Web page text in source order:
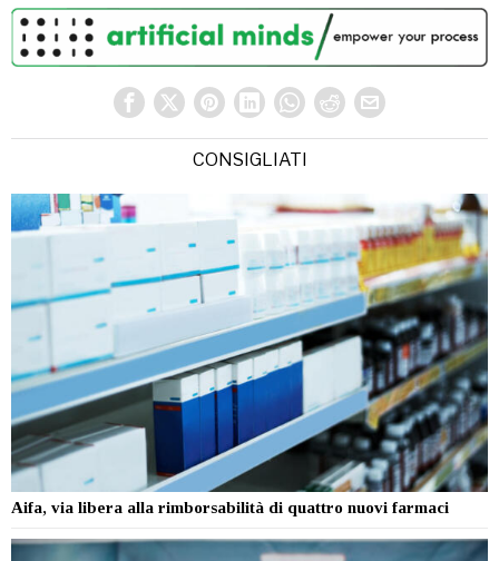
CONSIGLIATI
Aifa, via libera alla rimborsabilità di quattro nuovi farmaci